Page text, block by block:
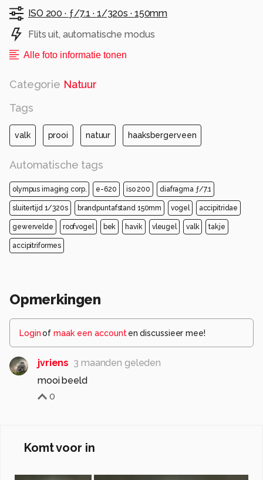
ISO 200 · ƒ/7.1 · 1/320s · 150mm
Flits uit, automatische modus
Alle foto informatie tonen
Categorie Natuur
Tags
valk prooi natuur haaksbergerveen
Automatische tags
olympus imaging corp. e-620 iso 200 diafragma ƒ/7.1
sluitertijd 1/320s brandpuntafstand 150mm vogel accipitridae
gewervelde roofvogel bek havik vleugel valk takje
accipitriformes
Opmerkingen
Loginof maak een account en discussieer mee!
jvriens 3 maanden geleden
mooi beeld
0
Komt voor in